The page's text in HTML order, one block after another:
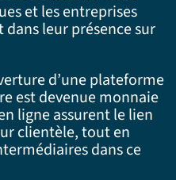
et les entreprises
leur présence sur
d’une plateforme
est devenue monnaie
ligne assurent le lien
clientèle, tout en
dans ce